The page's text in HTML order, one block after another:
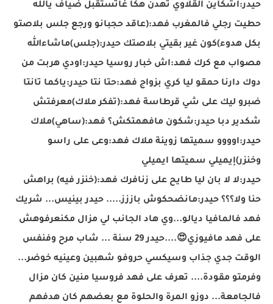
حيدر:أشكاين القلاوي تهدن هكا غاتستقبل ضياف يالله
حطيت رجلي فالمغرب فهد:(عاقد حجبانو ورجع جلس بلاصتو
بكل هدوء)كون غير بقيتي بلاصتك حيدر:(جلس)ماشاءالله
مصواب مع كرك فهد:اش خبار روسيا حيدر:اودي هربت من
دوك دارنا حمقو ليا كري بزواج فهد:حتا نتا حيدر:ياكما تانتا
ضبرو ليك على شي قرطاسة فهد:(تفكر ملاك)معرفتش
شكدير دبا حيدر:شكون مافهمتكش؟ فهد:(ساهي)ملاك
حيدر:اوووو سميتها زوينة ملاك فهد:وعى على راسو
وخنزر)إيميلي سميتها ايميلي
حيدر:لا لا بان ليا طايح على زنافرك فهد:(خنزر فيه) براهش
حنا ولا؟؟؟ حيدر:مانضحكوش باززز..... حيدر بينيس... شريك
فهد فالمافيا ديالو...وي هاد الجانب لي مزال مكنعرفوهش
على فهد مافيوزي😍
....حيدر 29 سنة ... شاب مرح وفنفس
الوقت جدي جذاب وسيكسي حروفو شهبين وعينيه خوضر...
وفرمتو مقودة.... تعرف على فهد فروسيا منين كان مزال
فالجامعة... دوزو المرة والحلوة مع بعضهم كان هدفهم